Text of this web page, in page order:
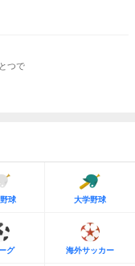
つで
球 大学野球
グ 海外サッカー